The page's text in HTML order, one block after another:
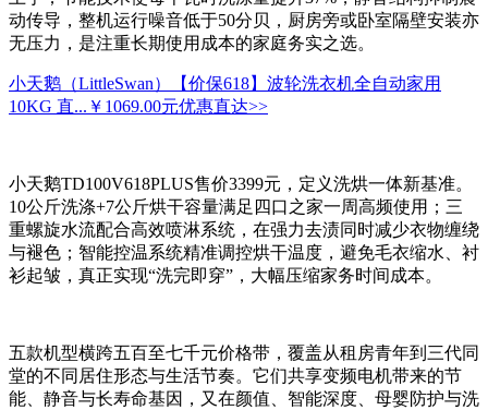
动传导，整机运行噪音低于50分贝，厨房旁或卧室隔壁安装亦
无压力，是注重长期使用成本的家庭务实之选。
小天鹅（LittleSwan）【价保618】波轮洗衣机全自动家用
10KG 直... ￥1069.00元优惠直达>>
小天鹅TD100V618PLUS售价3399元，定义洗烘一体新基准。
10公斤洗涤+7公斤烘干容量满足四口之家一周高频使用；三
重螺旋水流配合高效喷淋系统，在强力去渍同时减少衣物缠绕
与褪色；智能控温系统精准调控烘干温度，避免毛衣缩水、衬
衫起皱，真正实现“洗完即穿”，大幅压缩家务时间成本。
五款机型横跨五百至七千元价格带，覆盖从租房青年到三代同
堂的不同居住形态与生活节奏。它们共享变频电机带来的节
能、静音与长寿命基因，又在颜值、智能深度、母婴防护与洗